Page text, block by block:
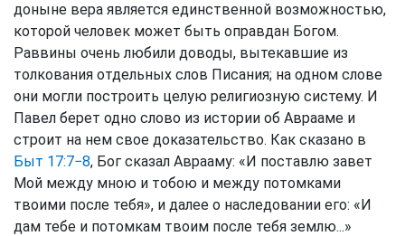
доныне вера является единственной возможностью,
которой человек может быть оправдан Богом.
Раввины очень любили доводы, вытекавшие из
толкования отдельных слов Писания; на одном слове
они могли построить целую религиозную систему. И
Павел берет одно слово из истории об Аврааме и
строит на нем свое доказательство. Как сказано в
Быт 17:7−8, Бог сказал Аврааму: «И поставлю завет
Мой между мною и тобою и между потомками
твоими после тебя», и далее о наследовании его: «И
дам тебе и потомкам твоим после тебя землю...»